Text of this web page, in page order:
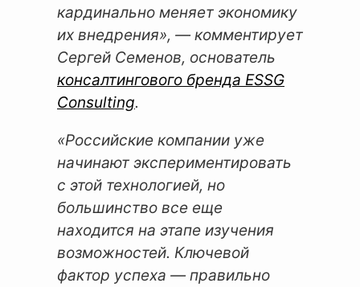
кардинально меняет экономику
их внедрения», — комментирует
Сергей Семенов, основатель
консалтингового бренда ESSG
Consulting.
«Российские компании уже
начинают экспериментировать
с этой технологией, но
большинство все еще
находится на этапе изучения
возможностей. Ключевой
фактор успеха — правильно